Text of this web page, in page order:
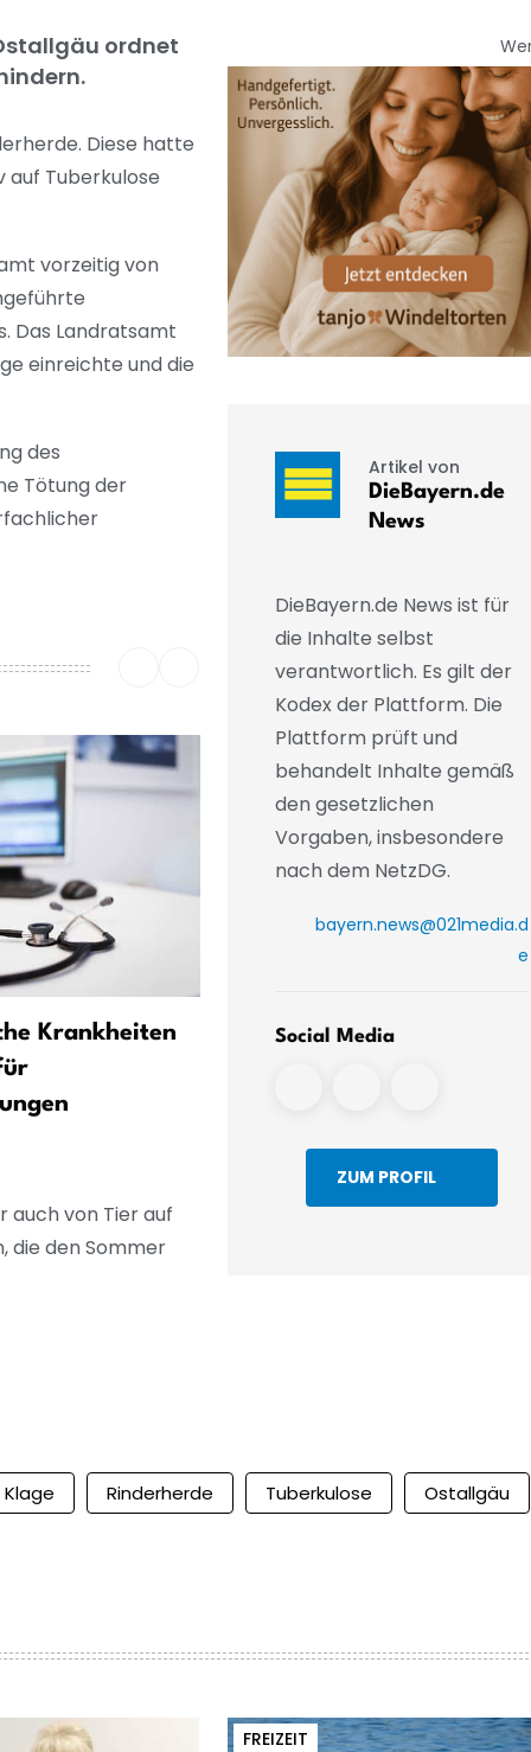
ordnet
Diese hatte
auf Tuberkulose
vorzeitig von
Das Landratsamt
einreichte und die
des
Tötung der
Krankheiten
Keine Blaualgen in Donau
auch von Tier auf
die den Sommer
Artikel von
DieBayern.de
News
DieBayern.de News ist für
die Inhalte selbst
verantwortlich. Es gilt der
Kodex der Plattform. Die
Plattform prüft und
behandelt Inhalte gemäß
den gesetzlichen
Vorgaben, insbesondere
nach dem NetzDG.
bayern.news@021media.d
e
Social Media
ZUM PROFIL
Klage Rinderherde Tuberkulose Ostallgäu
FREIZEIT